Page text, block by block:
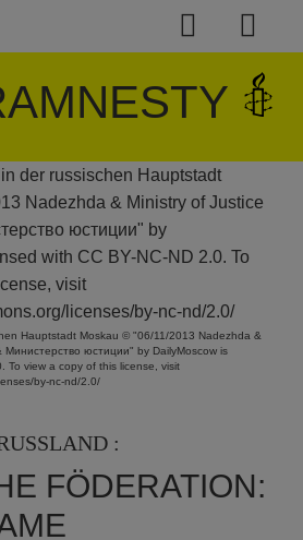
Hauptstadt Moskau © "06/11/2013 Nadezhda &
юстиции" by DailyMoscow is
To view a copy of this license, visit
by-nc-nd/2.0/
:
FÖDERATION: